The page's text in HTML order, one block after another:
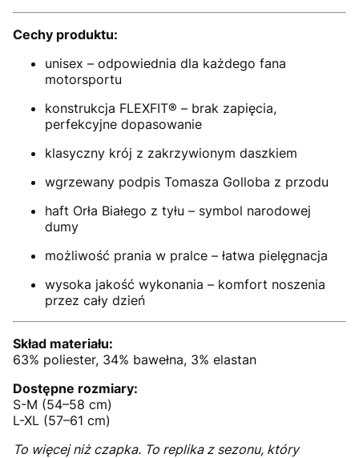
Cechy produktu:
unisex – odpowiednia dla każdego fana
motorsportu
konstrukcja FLEXFIT® – brak zapięcia,
perfekcyjne dopasowanie
klasyczny krój z zakrzywionym daszkiem
wgrzewany podpis Tomasza Golloba z przodu
haft Orła Białego z tyłu – symbol narodowej
dumy
możliwość prania w pralce – łatwa pielęgnacja
wysoka jakość wykonania – komfort noszenia
przez cały dzień
Skład materiału:
63% poliester, 34% bawełna, 3% elastan
Dostępne rozmiary:
S-M (54–58 cm)
L-XL (57–61 cm)
To więcej niż czapka. To replika z sezonu, który